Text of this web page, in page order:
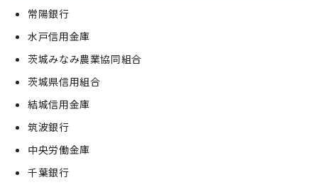
常陽銀行
水戸信用金庫
茨城みなみ農業協同組合
茨城県信用組合
結城信用金庫
筑波銀行
中央労働金庫
千葉銀行